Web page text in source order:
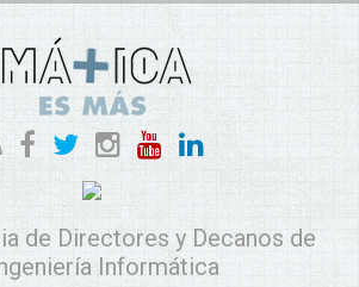
de Directores y Decanos de
Informática